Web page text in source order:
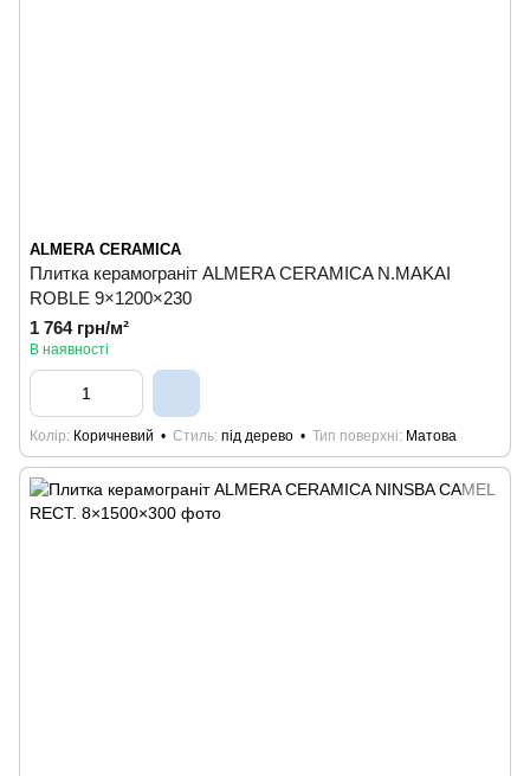
ALMERA CERAMICA
Плитка керамограніт ALMERA CERAMICA N.MAKAI
ROBLE 9×1200×230
1 764 грн/м²
В наявності
Колір Коричневий Стиль під дерево Тип поверхні Матова